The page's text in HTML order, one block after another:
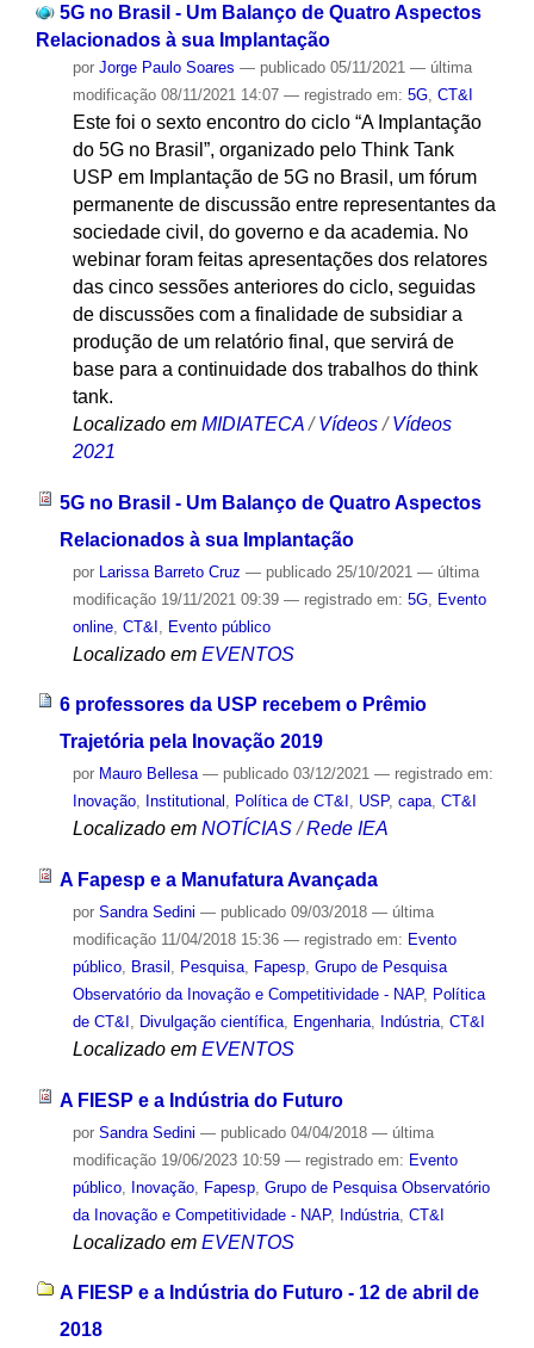
5G no Brasil - Um Balanço de Quatro Aspectos
Relacionados à sua Implantação
por Jorge Paulo Soares — publicado05/11/2021 — última
modificação08/11/2021 14:07 — registrado em: 5G, CT&I
Este foi o sexto encontro do ciclo “A Implantação
do 5G no Brasil”, organizado pelo Think Tank
USP em Implantação de 5G no Brasil, um fórum
permanente de discussão entre representantes da
sociedade civil, do governo e da academia. No
webinar foram feitas apresentações dos relatores
das cinco sessões anteriores do ciclo, seguidas
de discussões com a finalidade de subsidiar a
produção de um relatório final, que servirá de
base para a continuidade dos trabalhos do think
tank.
Localizado em MIDIATECA /Vídeos /Vídeos
2021
5G no Brasil - Um Balanço de Quatro Aspectos
Relacionados à sua Implantação
por Larissa Barreto Cruz — publicado25/10/2021 — última
modificação19/11/2021 09:39 — registrado em: 5G, Evento
online, CT&I Evento público
Localizado em EVENTOS
6 professores da USP recebem o Prêmio
Trajetória pela Inovação 2019
por Mauro Bellesa — publicado03/12/2021 — registrado em:
Inovação, Institutional , Política de CT&I , USP, capa, CT&I
Localizado em NOTÍCIAS /Rede IEA
A Fapesp e a Manufatura Avançada
por Sandra Sedini — publicado09/03/2018 — última
modificação11/04/2018 15:36 — registrado em: Evento
público, Brasil , Pesquisa, Fapesp, Grupo de Pesquisa
Observatório da Inovação e Competitividade - NAP, Política
de CT&I , Divulgação científica, Engenharia, Indústria, CT&I
Localizado em EVENTOS
A FIESP e a Indústria do Futuro
por Sandra Sedini — publicado04/04/2018 — última
modificação19/06/2023 10:59 — registrado em: Evento
público, Inovação, Fapesp, Grupo de Pesquisa Observatório
da Inovação e Competitividade - NAP, Indústria, CT&I
Localizado em EVENTOS
A FIESP e a Indústria do Futuro - 12 de abril de
2018